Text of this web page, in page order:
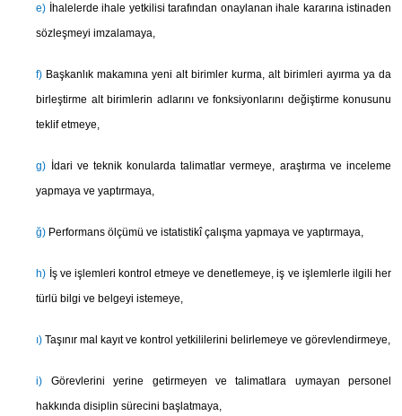
e) İhalelerde ihale yetkilisi tarafından onaylanan ihale kararına istinaden
sözleşmeyi imzalamaya,
f) Başkanlık makamına yeni alt birimler kurma, alt birimleri ayırma ya da
birleştirme alt birimlerin adlarını ve fonksiyonlarını değiştirme konusunu
teklif etmeye,
g) İdari ve teknik konularda talimatlar vermeye, araştırma ve inceleme
yapmaya ve yaptırmaya,
ğ) Performans ölçümü ve istatistikî çalışma yapmaya ve yaptırmaya,
h) İş ve işlemleri kontrol etmeye ve denetlemeye, iş ve işlemlerle ilgili her
türlü bilgi ve belgeyi istemeye,
ı)Taşınır mal kayıt ve kontrol yetkililerini belirlemeye ve görevlendirmeye,
i) Görevlerini yerine getirmeyen ve talimatlara uymayan personel
hakkında disiplin sürecini başlatmaya,